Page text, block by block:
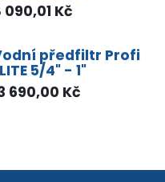
090,01 Kč
předfiltr Profi
5/4" - 1"
690,00 Kč